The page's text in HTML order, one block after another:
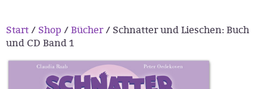
Start/ Shop /Bücher/ Schnatter und Lieschen: Buch
und CD Band 1